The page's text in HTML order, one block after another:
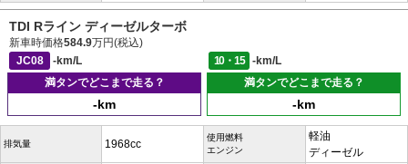
TDI Rライン ディーゼルターボ
新車時価格584.9万円(税込)
JC08
-km/L 10・15
-km/L
満タンでどこまで走る？
-km
満タンでどこまで走る？
-km
排気量 1968cc
使用燃料
エンジン
軽油
ディーゼル